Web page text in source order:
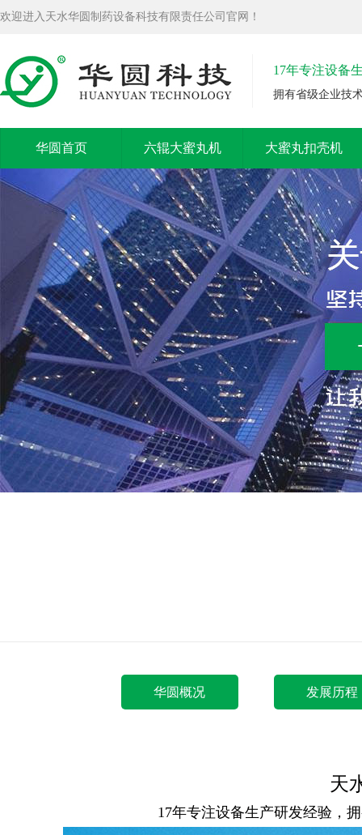
欢迎进入天水华圆制药设备科技有限责任公司官网！
17年专注设备
拥有省级企业技
华圆首页 六辊大蜜丸机 大蜜丸扣壳机
华圆概况 发展历程
天
17年专注设备生产研发经验，